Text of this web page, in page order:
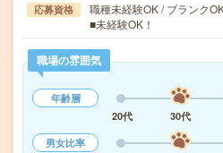
応募資格
職種未経験OK / ブランク
■未経験OK！
職場の雰囲気
年齢層
20代
30代
男女比率